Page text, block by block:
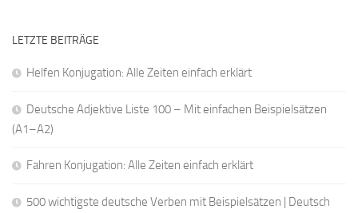
LETZTE BEITRÄGE
Helfen Konjugation: Alle Zeiten einfach erklärt
Deutsche Adjektive Liste 100 – Mit einfachen Beispielsätzen
(A1–A2)
Fahren Konjugation: Alle Zeiten einfach erklärt
500 wichtigste deutsche Verben mit Beispielsätzen | Deutsch